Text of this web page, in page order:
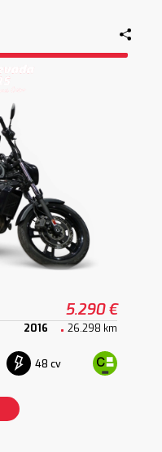
5.290 €
2016 26.298 km
48 cv